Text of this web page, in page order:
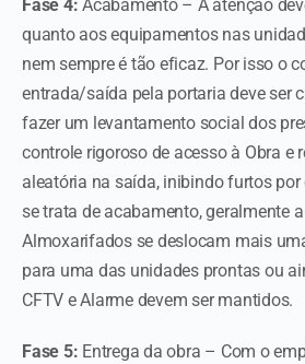
Fase 4: Acabamento – A atenção
quanto aos equipamentos nas
nem sempre é tão eficaz. Por isso o
entrada/saída pela portaria deve ser
fazer um levantamento social dos
controle rigoroso de acesso à Obra e
aleatória na saída, inibindo furtos
se trata de acabamento, geralmente
Almoxarifados se deslocam mais
para uma das unidades prontas ou
CFTV e Alarme devem ser mantidos.
Fase 5: Entrega da obra – Com o